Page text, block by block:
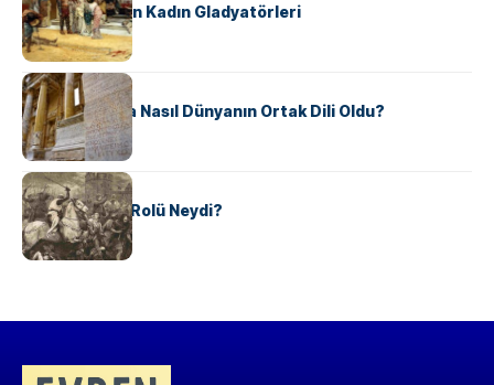
Antik Roma’nın Kadın Gladyatörleri
KÜLTÜR
Antik Yunanca Nasıl Dünyanın Ortak Dili Oldu?
KÜLTÜR
Valdensler’in Rolü Neydi?